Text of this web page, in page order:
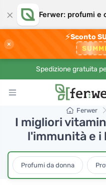
× Ferwer: profumi e
×
⚡Sconto
Spedizione gratuita
Ferwer
I migliori
l'immunità e i
Profumi da donna